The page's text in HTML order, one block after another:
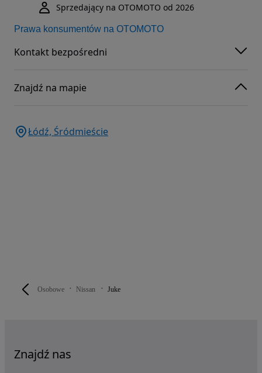
Osobowe Nissan Juke
Sprzedający na OTOMOTO od 2026
Prawa konsumentów na OTOMOTO
Kontakt bezpośredni
Znajdź na mapie
Łódź, Śródmieście
Znajdź nas